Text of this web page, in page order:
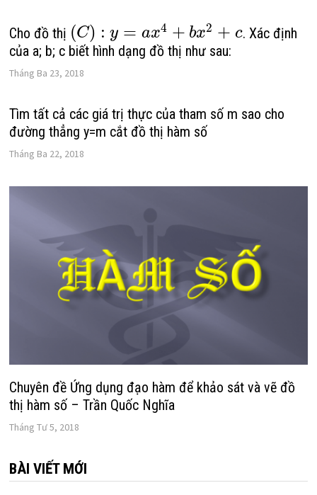
Cho đồ thị (C) : y = ax4 + bx2 + c. Xác định
của a; b; c biết hình dạng đồ thị như sau:
Tháng Ba 23, 2018
Tìm tất cả các giá trị thực của tham số m sao cho
đường thẳng y=m cắt đồ thị hàm số
Tháng Ba 22, 2018
Chuyên đề Ứng dụng đạo hàm để khảo sát và vẽ đồ
thị hàm số – Trần Quốc Nghĩa
Tháng Tư 5, 2018
BÀI VIẾT MỚI